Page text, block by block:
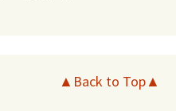
▲Back to Top▲